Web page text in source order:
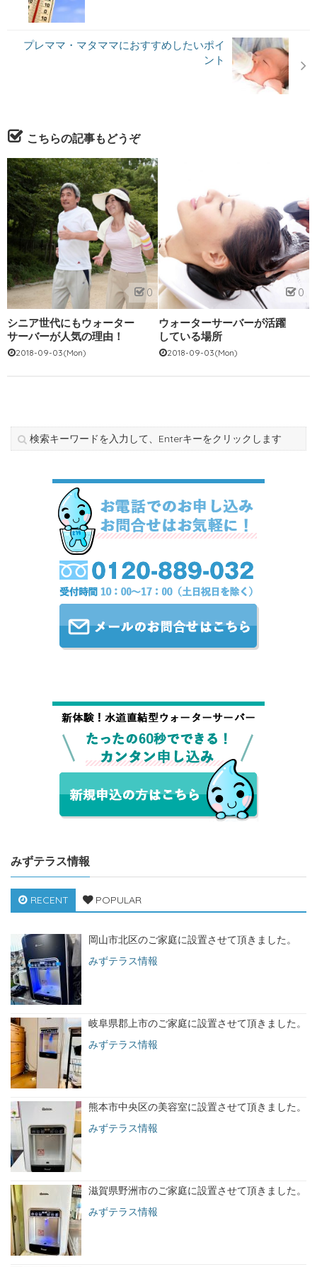
プレママ・マタママにおすすめしたいポイ
ント
こちらの記事もどうぞ
0
シニア世代にもウォーター
サーバーが人気の理由！
2018-09-03(Mon)
0
ウォーターサーバーが活躍
している場所
2018-09-03(Mon)
みずテラス情報
RECENT POPULAR
岡山市北区のご家庭に設置させて頂きました。
みずテラス情報
岐阜県郡上市のご家庭に設置させて頂きました。
みずテラス情報
熊本市中央区の美容室に設置させて頂きました。
みずテラス情報
滋賀県野洲市のご家庭に設置させて頂きました。
みずテラス情報